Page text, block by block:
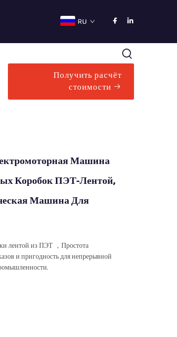
RU
Получить расчёт
стоимости
Машина
Коробок ПЭТ-Лентой,
Машина Для
лентой из ПЭТ ， Простота
и пригодность для непрерывной